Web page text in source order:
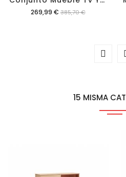
Precio
269,99 € 385,70 €
15 MISMA